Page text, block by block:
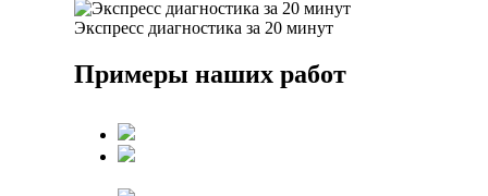
Экспресс диагностика за 20 минут
Примеры наших работ